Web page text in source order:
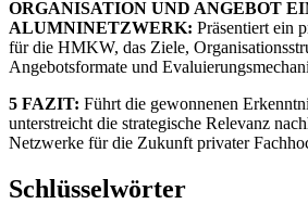
ORGANISATION UND ANGEBOT
ALUMNINETZWERK: Präsentiert ein
für die HMKW, das Ziele,
Angebotsformate und
5 FAZIT: Führt die gewonnenen
unterstreicht die strategische Relevanz
Netzwerke für die Zukunft privater
Schlüsselwörter